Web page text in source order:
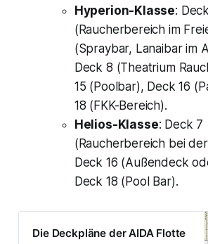
Hyperion-Klasse:
(Raucherbereich im
(Spraybar, Lanaibar im
Deck 8 (Theatrium
15 (Poolbar), Deck 16
18 (FKK-Bereich).
Helios-Klasse: Deck 7
(Raucherbereich bei
Deck 16 (Außendeck
Deck 18 (Pool Bar).
Die Deckpläne der AIDA Flotte